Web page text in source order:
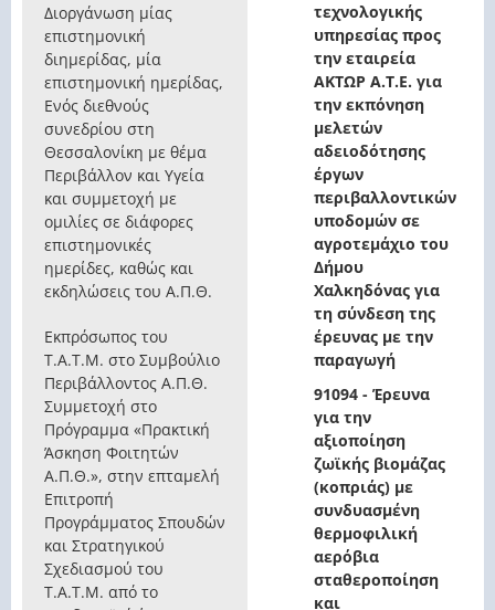
Διοργάνωση μίας
επιστημονική
διημερίδας, μία
επιστημονική ημερίδας,
Ενός διεθνούς
συνεδρίου στη
Θεσσαλονίκη με θέμα
Περιβάλλον και Υγεία
και συμμετοχή με
ομιλίες σε διάφορες
επιστημονικές
ημερίδες, καθώς και
εκδηλώσεις του Α.Π.Θ.
Εκπρόσωπος του
Τ.Α.Τ.Μ. στο Συμβούλιο
Περιβάλλοντος Α.Π.Θ.
Συμμετοχή στο
Πρόγραμμα «Πρακτική
Άσκηση Φοιτητών
Α.Π.Θ.», στην επταμελή
Επιτροπή
Προγράμματος Σπουδών
και Στρατηγικού
Σχεδιασμού του
Τ.Α.Τ.Μ. από το
τεχνολογικής
υπηρεσίας προς
την εταιρεία
ΑΚΤΩΡ Α.Τ.Ε. για
την εκπόνηση
μελετών
αδειοδότησης
έργων
περιβαλλοντικών
υποδομών σε
αγροτεμάχιο του
Δήμου
Χαλκηδόνας για
τη σύνδεση της
έρευνας με την
παραγωγή
91094 - Έρευνα
για την
αξιοποίηση
ζωϊκής βιομάζας
(κοπριάς) με
συνδυασμένη
θερμοφιλική
αερόβια
σταθεροποίηση
και